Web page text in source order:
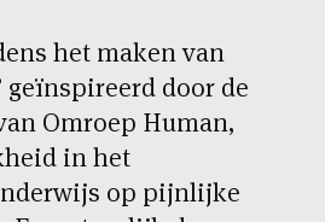
het maken van
door de
Omroep Human,
in het
op pijnlijke